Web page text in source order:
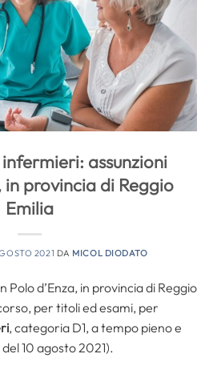
assunzioni
in provincia di Reggio
Emilia
2021 DA MICOL DIODATO
Polo d’Enza, in provincia di Reggio
per titoli ed esami, per
, categoria D1, a tempo pieno e
10 agosto 2021).